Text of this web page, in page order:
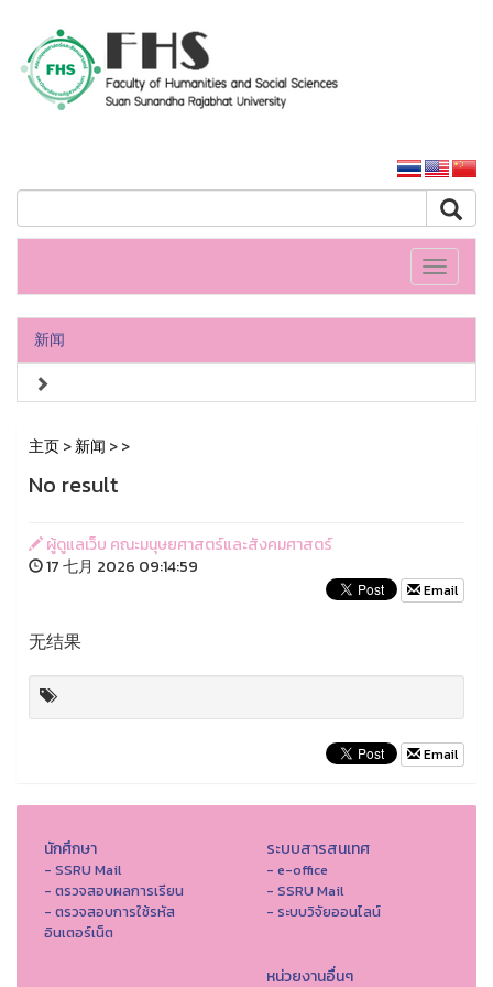
Toggle
新闻
主页>新闻 >>
No result
ผู้ดูแลเว็บ คณะมนุษยศาสตร์และสังคมศาสตร์
17 七月 2026 09:14:59
Email
无结果
Email
นักศึกษา
- SSRU Mail
- ตรวจสอบผลการเรียน
- ตรวจสอบการใช้รหัส
อินเตอร์เน็ต
ระบบสารสนเทศ
- e-office
- SSRU Mail
- ระบบวิจัยออนไลน์
หน่วยงานอื่นๆ